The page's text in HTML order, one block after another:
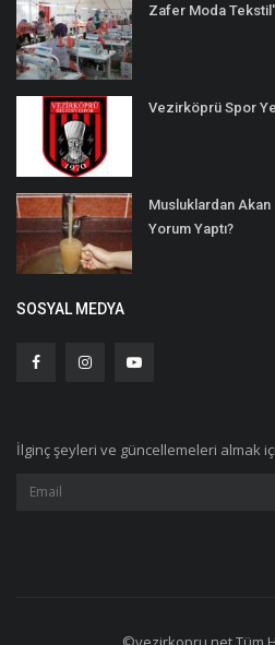
Zafer Moda
Vezirköprü Spor
Musluklardan Akan
Yorum Yaptı?
SOSYAL MEDYA
İlginç şeyleri ve güncellemeleri almak